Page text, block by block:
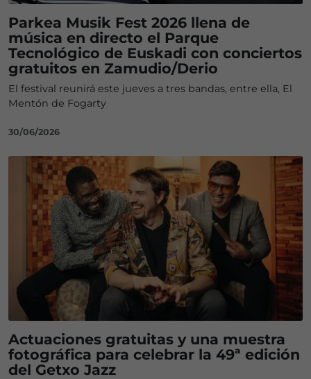
Parkea Musik Fest 2026 llena de
música en directo el Parque
Tecnológico de Euskadi con conciertos
gratuitos en Zamudio/Derio
El festival reunirá este jueves a tres bandas, entre ella, El
Mentón de Fogarty
30/06/2026
Actuaciones gratuitas y una muestra
fotográfica para celebrar la 49ª edición
del Getxo Jazz